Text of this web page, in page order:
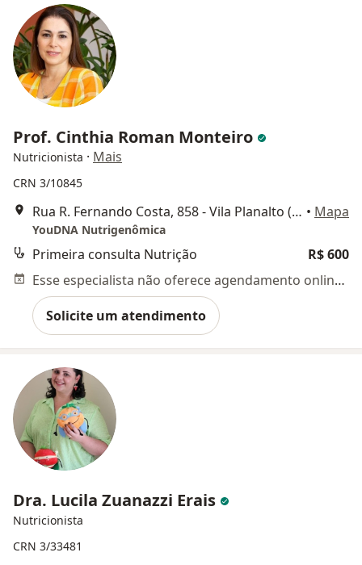
Prof. Cinthia Roman Monteiro
Nutricionista · Mais
CRN 3/10845
Rua R. Fernando Costa, 858 - Vila Planalto (Medicina Nelson Faidiga Filhos & Associados), Vinhedo • Mapa
YouDNA Nutrigenômica
Primeira consulta Nutrição
R$ 600
Esse especialista não oferece agendamento online para esse endereço.
Solicite um atendimento
Dra. Lucila Zuanazzi Erais
Nutricionista
CRN 3/33481